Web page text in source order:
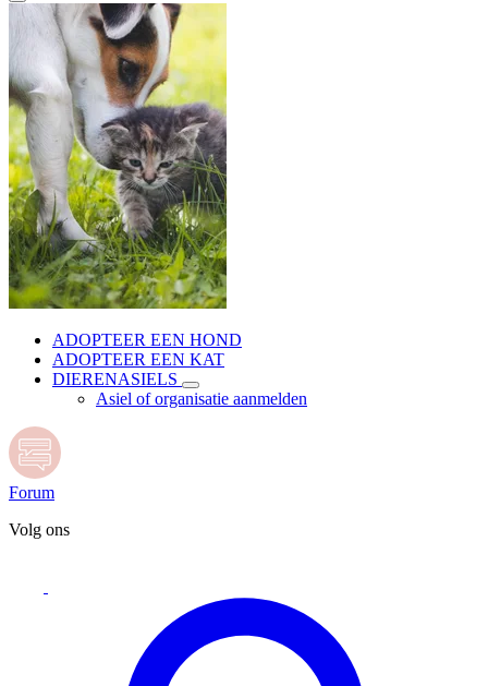
ADOPTEER EEN HOND
ADOPTEER EEN KAT
DIERENASIELS
Asiel of organisatie aanmelden
Forum
Volg ons